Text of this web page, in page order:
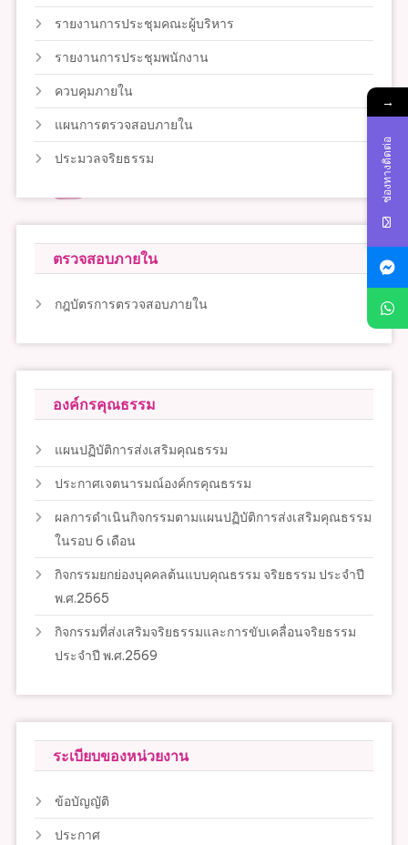
รายงานการประชุมคณะผู้บริหาร
รายงานการประชุมพนักงาน
ควบคุมภายใน
แผนการตรวจสอบภายใน
ประมวลจริยธรรม
ตรวจสอบภายใน
กฎบัตรการตรวจสอบภายใน
องค์กรคุณธรรม
แผนปฏิบัติการส่งเสริมคุณธรรม
ประกาศเจตนารมณ์องค์กรคุณธรรม
ผลการดำเนินกิจกรรมตามแผนปฏิบัติการส่งเสริมคุณธรรม
ในรอบ 6 เดือน
กิจกรรมยกย่องบุคคลต้นแบบคุณธรรม จริยธรรม ประจำปี
พ.ศ.2565
กิจกรรมที่ส่งเสริมจริยธรรมและการขับเคลื่อนจริยธรรม
ประจำปี พ.ศ.2569
ระเบียบของหน่วยงาน
ข้อบัญญัติ
ประกาศ
→
ช่องทางติดต่อ